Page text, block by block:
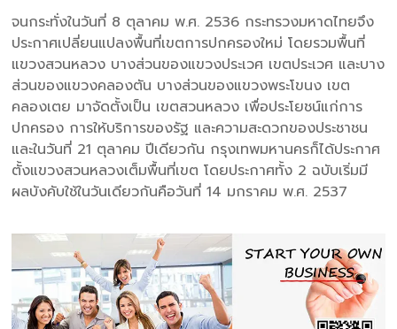
จนกระทั่งในวันที่ 8 ตุลาคม พ.ศ. 2536 กระทรวงมหาดไทยจึง
ประกาศเปลี่ยนแปลงพื้นที่เขตการปกครองใหม่ โดยรวมพื้นที่
แขวงสวนหลวง บางส่วนของแขวงประเวศ เขตประเวศ และบาง
ส่วนของแขวงคลองตัน บางส่วนของแขวงพระโขนง เขต
คลองเตย มาจัดตั้งเป็น เขตสวนหลวง เพื่อประโยชน์แก่การ
ปกครอง การให้บริการของรัฐ และความสะดวกของประชาชน
และในวันที่ 21 ตุลาคม ปีเดียวกัน กรุงเทพมหานครก็ได้ประกาศ
ตั้งแขวงสวนหลวงเต็มพื้นที่เขต โดยประกาศทั้ง 2 ฉบับเริ่มมี
ผลบังคับใช้ในวันเดียวกันคือวันที่ 14 มกราคม พ.ศ. 2537